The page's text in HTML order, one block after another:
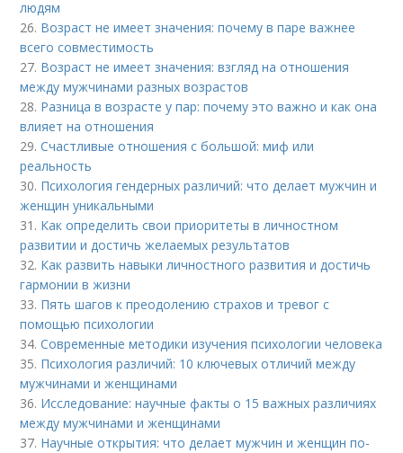
людям
26. Возраст не имеет значения: почему в паре важнее
всего совместимость
27. Возраст не имеет значения: взгляд на отношения
между мужчинами разных возрастов
28. Разница в возрасте у пар: почему это важно и как она
влияет на отношения
29.Счастливые отношения с большой: миф или
реальность
30. Психология гендерных различий: что делает мужчин и
женщин уникальными
31. Как определить свои приоритеты в личностном
развитии и достичь желаемых результатов
32. Как развить навыки личностного развития и достичь
гармонии в жизни
33. Пять шагов к преодолению страхов и тревог с
помощью психологии
34.Современные методики изучения психологии человека
35. Психология различий: 10 ключевых отличий между
мужчинами и женщинами
36. Исследование: научные факты о 15 важных различиях
между мужчинами и женщинами
37. Научные открытия: что делает мужчин и женщин по-